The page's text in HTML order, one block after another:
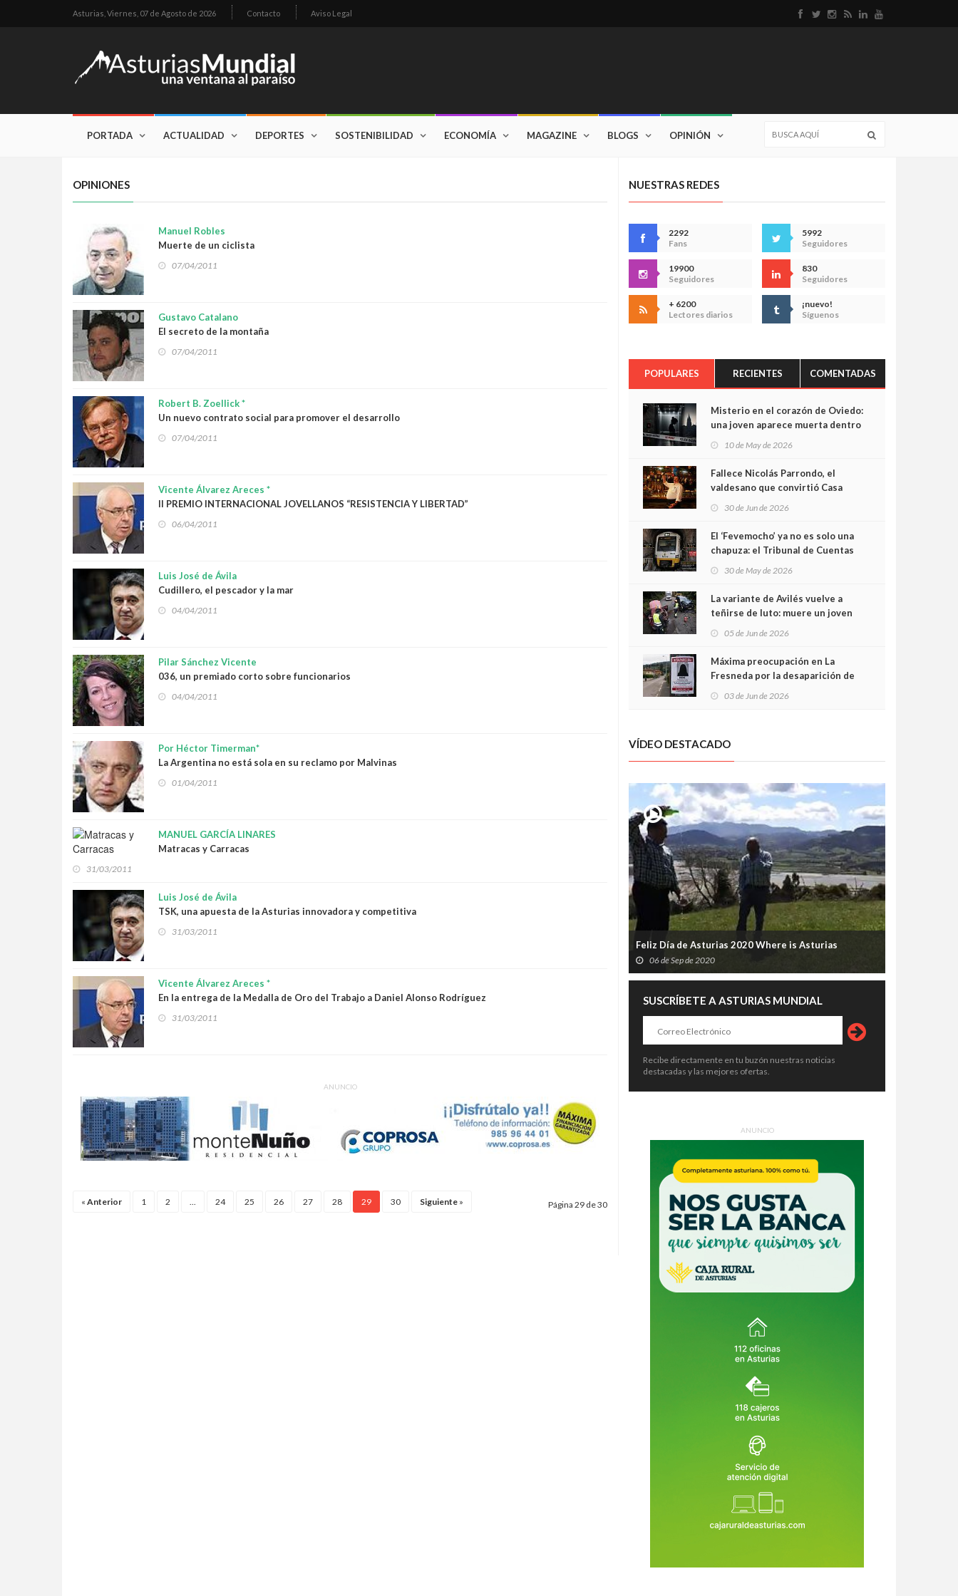
Asturias, Viernes, 07 de Agosto de 2026 Contacto Aviso Legal
PORTADA ACTUALIDAD DEPORTES SOSTENIBILIDAD ECONOMÍA MAGAZINE BLOGS OPINIÓN
OPINIONES
Manuel Robles
Muerte de un ciclista
07/04/2011
Gustavo Catalano
El secreto de la montaña
07/04/2011
Robert B. Zoellick *
Un nuevo contrato social para promover el desarrollo
07/04/2011
Vicente Álvarez Areces *
II PREMIO INTERNACIONAL JOVELLANOS “RESISTENCIA Y LIBERTAD”
06/04/2011
Luis José de Ávila
Cudillero, el pescador y la mar
04/04/2011
Pilar Sánchez Vicente
036, un premiado corto sobre funcionarios
04/04/2011
Por Héctor Timerman*
La Argentina no está sola en su reclamo por Malvinas
01/04/2011
MANUEL GARCÍA LINARES
Matracas y Carracas
31/03/2011
Luis José de Ávila
TSK, una apuesta de la Asturias innovadora y competitiva
31/03/2011
Vicente Álvarez Areces *
En la entrega de la Medalla de Oro del Trabajo a Daniel Alonso Rodríguez
31/03/2011
ANUNCIO
« Anterior 1 2 ... 24 25 26 27 28 29 30 Siguiente » Página 29 de 30
NUESTRAS REDES
2292
Fans
5992
Seguidores
19900
Seguidores
830
Seguidores
+ 6200
Lectores diarios
¡nuevo!
Síguenos
POPULARES RECIENTES COMENTADAS
Misterio en el corazón de Oviedo:
una joven aparece muerta dentro
cámaras captan sus últimos
minutos
10 de May de 2026
Fallece Nicolás Parrondo, el
valdesano que convirtió Casa
30 de Jun de 2026
El ‘Fevemocho’ ya no es solo una
chapuza: el Tribunal de Cuentas
sobrecoste de los trenes que no
cabían por los túneles
30 de May de 2026
La variante de Avilés vuelve a
teñirse de luto: muere un joven
05 de Jun de 2026
Máxima preocupación en La
Fresneda por la desaparición de
03 de Jun de 2026
VÍDEO DESTACADO
Feliz Día de Asturias 2020 Where is Asturias
06 de Sep de 2020
SUSCRÍBETE A ASTURIAS MUNDIAL
Recibe directamente en tu buzón nuestras noticias
destacadas y las mejores ofertas.
ANUNCIO